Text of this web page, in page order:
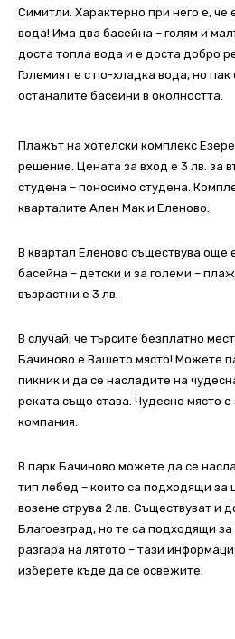
Симитли. Характерно при него е, че
вода! Има два басейна – голям и
доста топла вода и е доста добро
Големият е с по-хладка вода, но
останалите басейни в околността.
Плажът на хотелски комплекс
решение. Цената за вход е 3 лв. за
студена – поносимо студена.
кварталите Ален Мак и Еленово.
В квартал Еленово съществува още
басейна – детски и за големи –
възрастни е 3 лв.
В случай, че търсите безплатно
Бачиново е Вашето място! Можете
пикник и да се насладите на
реката също става. Чудесно място е
компания.
В парк Бачиново можете да се
тип лебед – които са подходящи за
возене струва 2 лв. Съществуват и
Благоевград, но те са подходящи за
разгара на лятото – тази
изберете къде да се освежите.